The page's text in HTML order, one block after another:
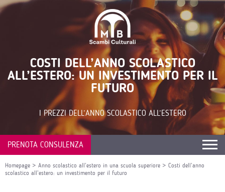
COSTI DELL’ANNO SCOLASTICO
ALL’ESTERO: UN INVESTIMENTO PER IL
FUTURO
I PREZZI DELL’ANNO SCOLASTICO ALL’ESTERO
PRENOTA CONSULENZA
Homepage > Anno scolastico all’estero in una scuola superiore > Costi dell’anno
scolastico all’estero: un investimento per il futuro